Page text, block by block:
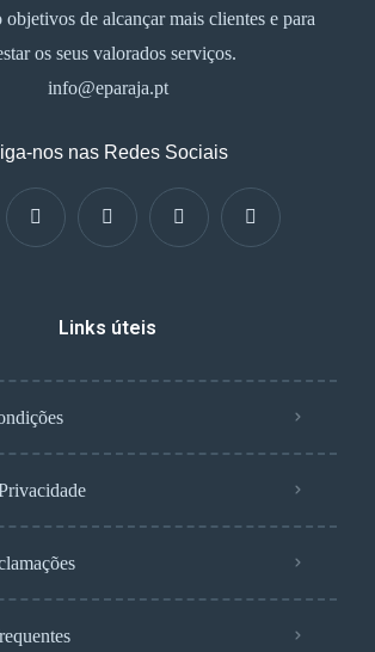
objetivos de alcançar mais clientes e para
os seus valorados serviços.
info@eparaja.pt
nos nas Redes Sociais
Links úteis